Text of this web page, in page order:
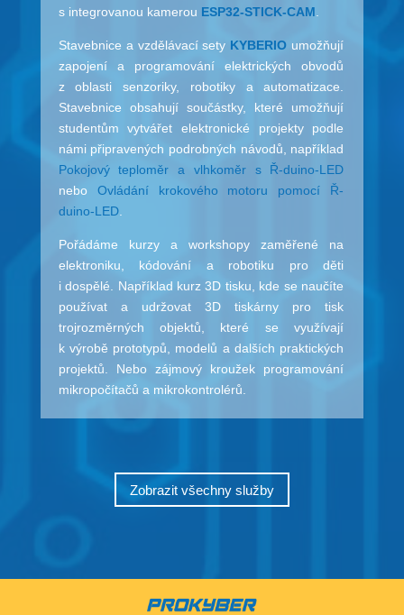
s integrovanou kamerou ESP32-STICK-CAM
Stavebnice a vzdělávací sety KYBERIO umožňují
zapojení a programování elektrických obvodů
z oblasti senzoriky, robotiky a automatizace.
Stavebnice obsahují součástky, které umožňují
studentům vytvářet elektronické projekty podle
námi připravených podrobných návodů, například
Pokojový teploměr a vlhkoměr s Ř-duino-LED
nebo Ovládání krokového motoru pomocí Ř-
duino-LED.
Pořádáme kurzy a workshopy zaměřené na
elektroniku, kódování a robotiku pro děti
i dospělé. Například kurz 3D tisku, kde se naučíte
používat a udržovat 3D tiskárny pro tisk
trojrozměrných objektů, které se využívají
k výrobě prototypů, modelů a dalších praktických
projektů. Nebo zájmový kroužek programování
mikropočítačů a mikrokontrolérů.
Zobrazit všechny služby